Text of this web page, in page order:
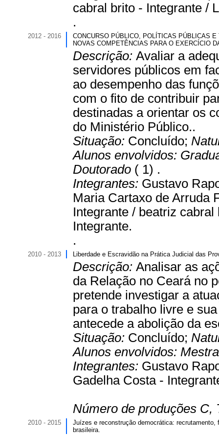
cabral brito - Integrante /
.
2012 - 2016
CONCURSO PÚBLICO, POLÍTICAS PÚBLICAS
NOVAS COMPETÊNCIAS PARA O EXERCÍCIO
Descrição: Avaliar a
servidores públicos em
ao desempenho das
com o fito de contribuir
destinadas a orientar os
do Ministério Público..
Situação: Concluído;
Alunos envolvidos:
Doutorado ( 1) .
Integrantes: Gustavo
Maria Cartaxo de Arruda
Integrante / beatriz
Integrante.
.
2010 - 2013 Liberdade e Escravidão na Prática Judicial das
Descrição: Analisar as
da Relação no Ceará no
pretende investigar a
para o trabalho livre e
antecede a abolição da
Situação: Concluído;
Alunos envolvidos:
Integrantes: Gustavo
Gadelha Costa -
Número de produções C,
2010 - 2015
Juízes e reconstrução democrática:
brasileira.